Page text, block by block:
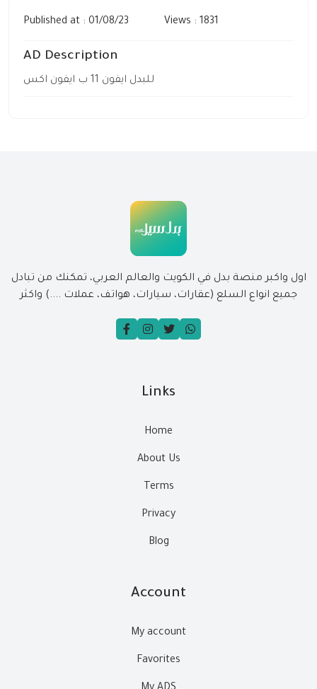
Published at : 01/08/23 Views : 1831
AD Description
للبدل ايفون 11 ب ايفون اكس
اول واكبر منصة بدل في الكويت والعالم العربي، تمكنك من تبادل
جميع انواع السلع (عقارات، سيارات، هواتف، عملات ....) واكثر
Links
Home
About Us
Terms
Privacy
Blog
Account
My account
Favorites